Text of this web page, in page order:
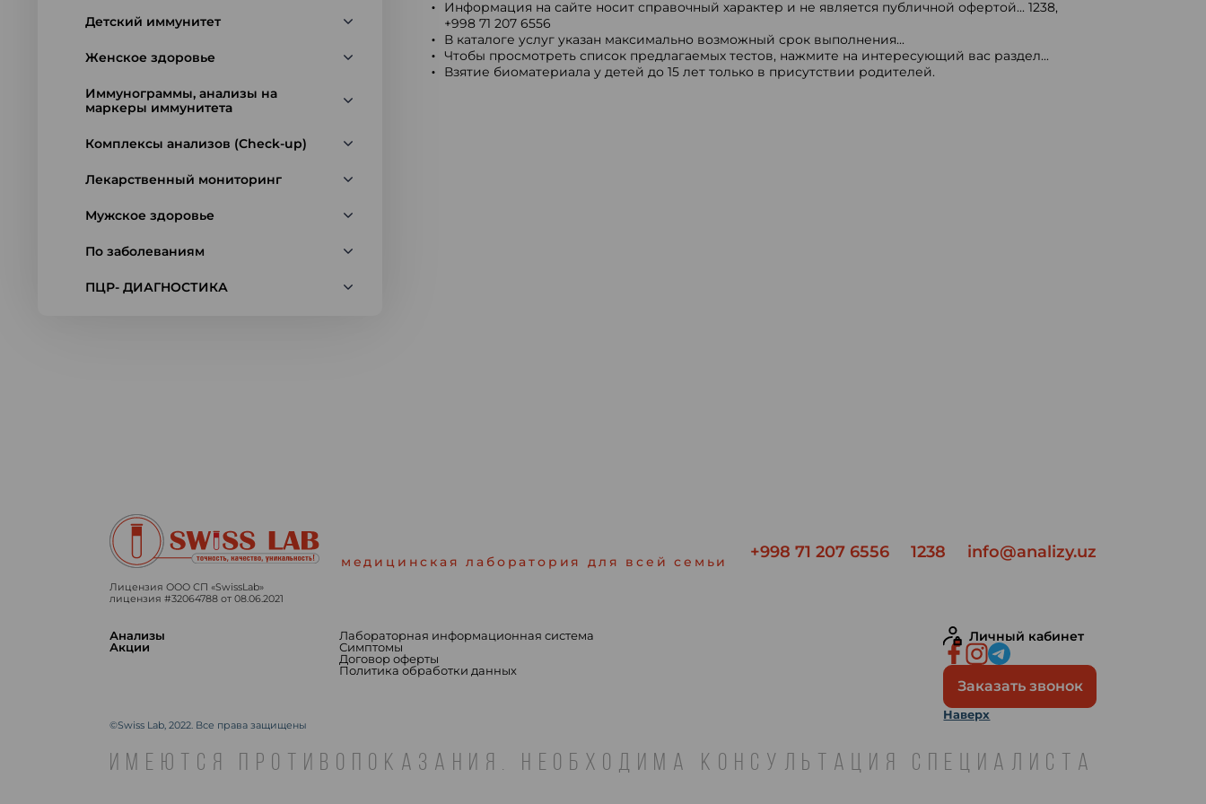
Детский иммунитет
Женское здоровье
Иммунограммы, анализы на
маркеры иммунитета
Комплексы анализов (Check-up)
Лекарственный мониторинг
Мужское здоровье
По заболеваниям
ПЦР- ДИАГНОСТИКА
Информация на сайте носит справочный характер и не является публичной офертой... 1238,
+998 71 207 6556
В каталоге услуг указан максимально возможный срок выполнения...
Чтобы просмотреть список предлагаемых тестов, нажмите на интересующий вас раздел...
Взятие биоматериала у детей до 15 лет только в присутствии родителей.
медицинская лаборатория для всей семьи +998 71 207 6556 1238 info@analizy.uz
Лицензия ООО СП «SwissLab»
лицензия #32064788 от 08.06.2021
Анализы
Акции
Лабораторная информационная система
Симптомы
Договор оферты
Политика обработки данных
Личный кабинет
Заказать звонок
Наверх
©Swiss Lab, 2022. Все права защищены
ИМЕЮТСЯ ПРОТИВОПОКАЗАНИЯ. НЕОБХОДИМА КОНСУЛЬТАЦИЯ СПЕЦИАЛИСТА